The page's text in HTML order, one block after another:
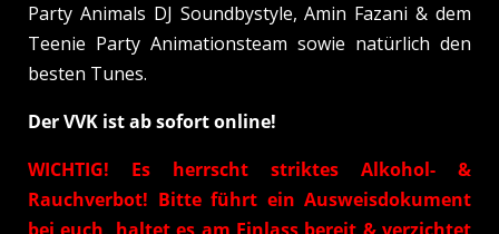
Party Animals DJ Soundbystyle, Amin Fazani & dem
Teenie Party Animationsteam sowie natürlich den
besten Tunes.
Der VVK ist ab sofort online!
WICHTIG! Es herrscht striktes Alkohol- &
Rauchverbot! Bitte führt ein Ausweisdokument